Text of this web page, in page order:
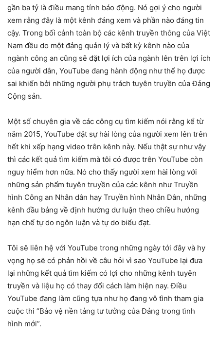
gần ba tỷ là điều mang tính báo động. Nó gợi ý cho người
xem rằng đây là một kênh đáng xem và phần nào đáng tin
cậy. Trong bối cảnh toàn bộ các kênh truyền thông của Việt
Nam đều do một đảng quản lý và bất kỳ kênh nào của
ngành công an cũng sẽ đặt lợi ích của ngành lên trên lợi ích
của người dân, YouTube đang hành động như thể họ được
sai khiến bởi những người phụ trách tuyên truyền của Đảng
Cộng sản.
Một số chuyên gia về các công cụ tìm kiếm nói rằng kể từ
năm 2015, YouTube đặt sự hài lòng của người xem lên trên
hết khi xếp hạng video trên kênh này. Nếu thật sự như vậy
thì các kết quả tìm kiếm mà tôi có được trên YouTube còn
nguy hiểm hơn nữa. Nó cho thấy người xem hài lòng với
những sản phẩm tuyên truyền của các kênh như Truyền
hình Công an Nhân dân hay Truyền hình Nhân Dân, những
kênh đầu bảng về định hướng dư luận theo chiều hướng
hạn chế tự do ngôn luận và tự do biểu đạt.
Tôi sẽ liên hệ với YouTube trong những ngày tới đây và hy
vọng họ sẽ có phản hồi về câu hỏi vì sao YouTube lại đưa
lại những kết quả tìm kiếm có lợi cho những kênh tuyên
truyền và liệu họ có thay đổi cách làm hiện nay. Điều
YouTube đang làm cũng tựa như họ đang vô tình tham gia
cuộc thi “Bảo vệ nền tảng tư tưởng của Đảng trong tình
hình mới”.